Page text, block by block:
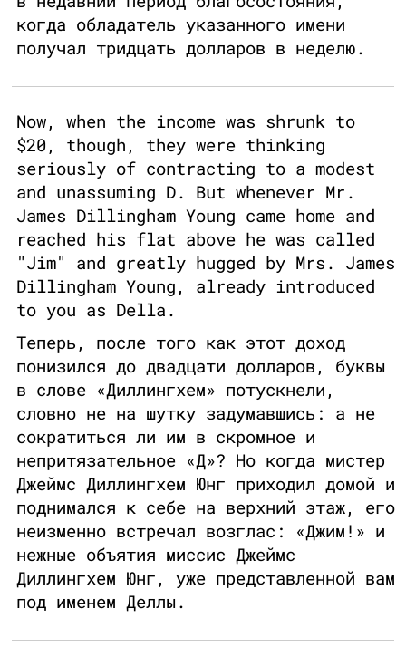
когда обладатель указанного имени
получал тридцать долларов в неделю.
Now, when the income was shrunk to
$20, though, they were thinking
seriously of contracting to a modest
and unassuming D. But whenever Mr.
James Dillingham Young came home and
reached his flat above he was called
"Jim" and greatly hugged by Mrs. James
Dillingham Young, already introduced
to you as Della.
Теперь, после того как этот доход
понизился до двадцати долларов, буквы
в слове «Диллингхем» потускнели,
словно не на шутку задумавшись: а не
сократиться ли им в скромное и
непритязательное «Д»? Но когда мистер
Джеймс Диллингхем Юнг приходил домой и
поднимался к себе на верхний этаж, его
неизменно встречал возглас: «Джим!» и
нежные объятия миссис Джеймс
Диллингхем Юнг, уже представленной вам
под именем Деллы.